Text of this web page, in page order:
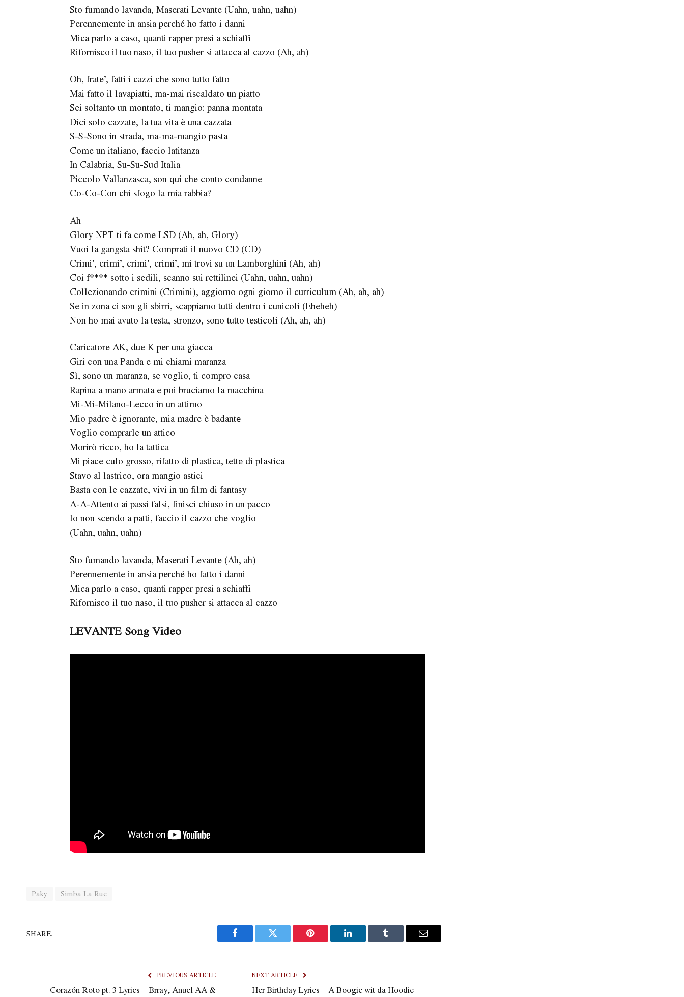
Sto fumando lavanda, Maserati Levante (Uahn, uahn, uahn)
Perennemente in ansia perché ho fatto i danni
Mica parlo a caso, quanti rapper presi a schiaffi
Rifornisco il tuo naso, il tuo pusher si attacca al cazzo (Ah, ah)
Oh, frate’, fatti i cazzi che sono tutto fatto
Mai fatto il lavapiatti, ma-mai riscaldato un piatto
Sei soltanto un montato, ti mangio: panna montata
Dici solo cazzate, la tua vita è una cazzata
S-S-Sono in strada, ma-ma-mangio pasta
Come un italiano, faccio latitanza
In Calabria, Su-Su-Sud Italia
Piccolo Vallanzasca, son qui che conto condanne
Co-Co-Con chi sfogo la mia rabbia?
Ah
Glory NPT ti fa come LSD (Ah, ah, Glory)
Vuoi la gangsta shit? Comprati il nuovo CD (CD)
Crimi’, crimi’, crimi’, crimi’, mi trovi su un Lamborghini (Ah, ah)
Coi f**** sotto i sedili, scanno sui rettilinei (Uahn, uahn, uahn)
Collezionando crimini (Crimini), aggiorno ogni giorno il curriculum (Ah, ah, ah)
Se in zona ci son gli sbirri, scappiamo tutti dentro i cunicoli (Eheheh)
Non ho mai avuto la testa, stronzo, sono tutto testicoli (Ah, ah, ah)
Caricatore AK, due K per una giacca
Giri con una Panda e mi chiami maranza
Sì, sono un maranza, se voglio, ti compro casa
Rapina a mano armata e poi bruciamo la macchina
Mi-Mi-Milano-Lecco in un attimo
Mio padre è ignorante, mia madre è badantе
Voglio comprarle un attico
Morirò ricco, ho la tattica
Mi piace culo grosso, rifatto di plastica, tettе di plastica
Stavo al lastrico, ora mangio astici
Basta con le cazzate, vivi in un film di fantasy
A-A-Attento ai passi falsi, finisci chiuso in un pacco
Io non scendo a patti, faccio il cazzo che voglio
(Uahn, uahn, uahn)
Sto fumando lavanda, Maserati Levante (Ah, ah)
Perennemente in ansia perché ho fatto i danni
Mica parlo a caso, quanti rapper presi a schiaffi
Rifornisco il tuo naso, il tuo pusher si attacca al cazzo
LEVANTE Song Video
Paky Simba La Rue
SHARE.
Facebook Twitter Pinterest LinkedIn Tumblr Email
PREVIOUS ARTICLE
Corazón Roto pt. 3 Lyrics – Brray, Anuel AA &
NEXT ARTICLE
Her Birthday Lyrics – A Boogie wit da Hoodie